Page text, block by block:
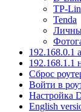
TP-
Tenda
192.168.0.1
192.168.1.1
Сброс
Войти в
Настройка
English